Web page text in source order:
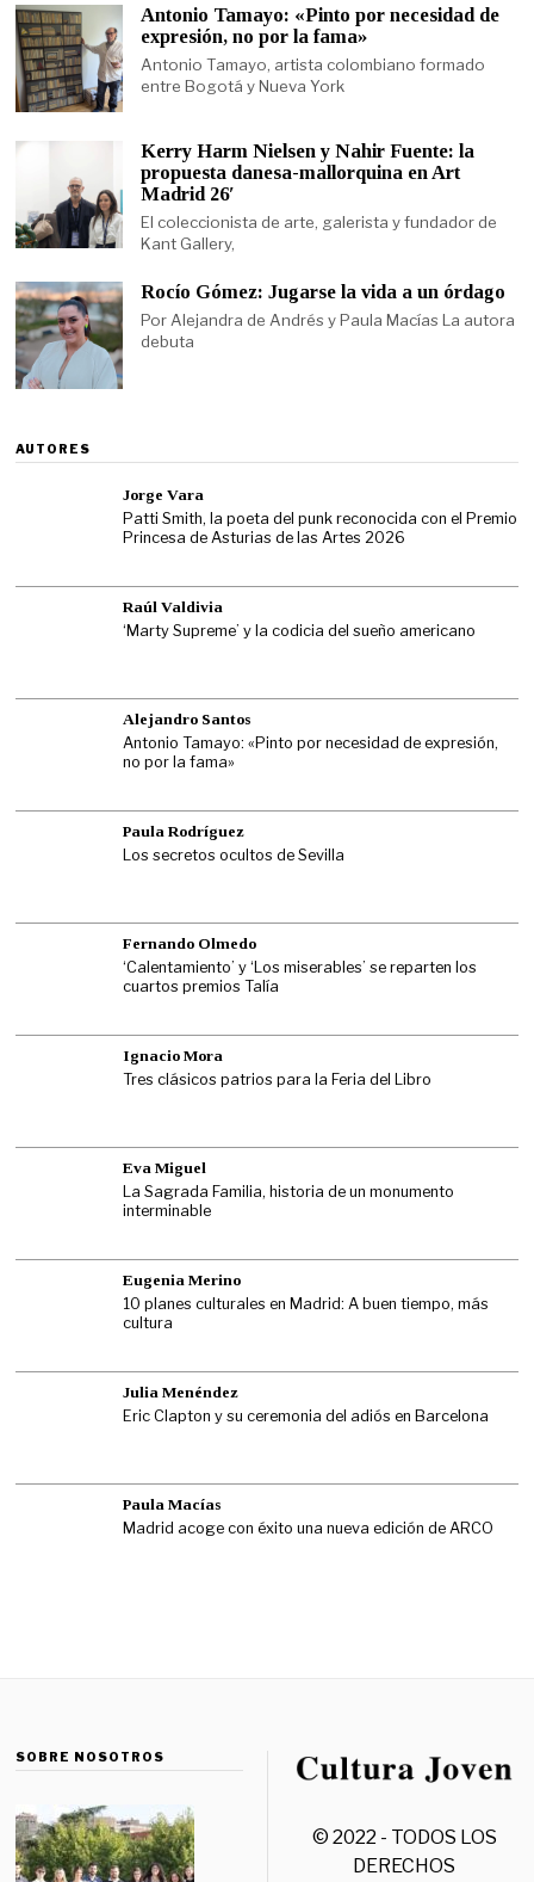
Antonio Tamayo: «Pinto por necesidad de
expresión, no por la fama»
Antonio Tamayo, artista colombiano formado
entre Bogotá y Nueva York
Kerry Harm Nielsen y Nahir Fuente: la
propuesta danesa-mallorquina en Art
Madrid 26′
El coleccionista de arte, galerista y fundador de
Kant Gallery,
Rocío Gómez: Jugarse la vida a un órdago
Por Alejandra de Andrés y Paula Macías La autora
debuta
AUTORES
Jorge Vara
Patti Smith, la poeta del punk reconocida con el Premio
Princesa de Asturias de las Artes 2026
Raúl Valdivia
‘Marty Supreme’ y la codicia del sueño americano
Alejandro Santos
Antonio Tamayo: «Pinto por necesidad de expresión,
no por la fama»
Paula Rodríguez
Los secretos ocultos de Sevilla
Fernando Olmedo
‘Calentamiento’ y ‘Los miserables’ se reparten los
cuartos premios Talía
Ignacio Mora
Tres clásicos patrios para la Feria del Libro
Eva Miguel
La Sagrada Familia, historia de un monumento
interminable
Eugenia Merino
10 planes culturales en Madrid: A buen tiempo, más
cultura
Julia Menéndez
Eric Clapton y su ceremonia del adiós en Barcelona
Paula Macías
Madrid acoge con éxito una nueva edición de ARCO
SOBRE NOSOTROS
© 2022 - TODOS LOS
DERECHOS